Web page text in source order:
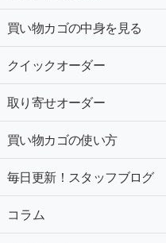
買い物カゴの中身を見る
クイックオーダー
取り寄せオーダー
買い物カゴの使い方
毎日更新！スタッフブログ
コラム